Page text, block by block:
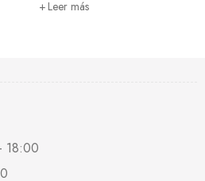
Leer más
18:00